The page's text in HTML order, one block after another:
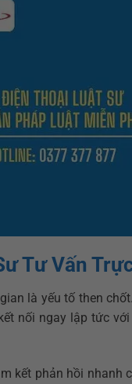
Tư Vấn
là yếu tố then
nối ngay lập tức
kết phản hồi nhanh